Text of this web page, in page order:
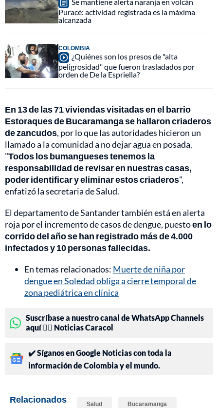
Puracé: actividad registrada es la máxima
alcanzada
COLOMBIA
¿Quiénes son los presos de "alta
peligrosidad" que fueron trasladados por
orden de De la Espriella?
En 13 de las 71 viviendas visitadas en el barrio
Estoraques de Bucaramanga se hallaron criaderos
de zancudos, por lo que las autoridades hicieron un
llamado a la comunidad a no dejar agua en posada.
"Todos los bumangueses tenemos la
responsabilidad de revisar en nuestras casas,
poder identificar y eliminar estos criaderos",
enfatizó la secretaria de Salud.
El departamento de Santander también está en alerta
roja por el incremento de casos de dengue, puestoen lo
corrido del año se han registrado más de 4.000
infectados y 10 personas fallecidas.
En temas relacionados: Muerte de niña por
dengue en Soledad obliga a cierre temporal de
zona pediátrica en clínica
Suscríbase a nuestro canal de WhatsApp Channels
aquí 👉🏻 Noticias Caracol
✔️ Síganos en Google Noticias con toda la
información de Colombia y el mundo.
Relacionados Salud Bucaramanga